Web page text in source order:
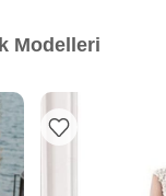
Modelleri